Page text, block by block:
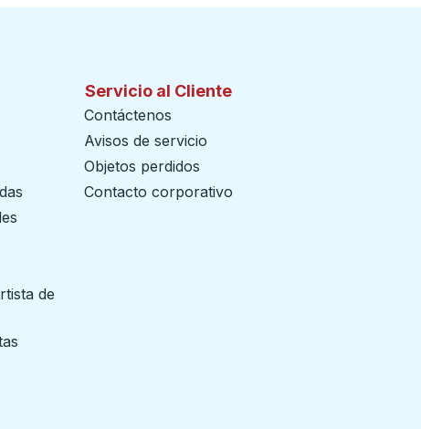
de
Servicio al Cliente
Contáctenos
Avisos de servicio
Objetos perdidos
Contacto corporativo